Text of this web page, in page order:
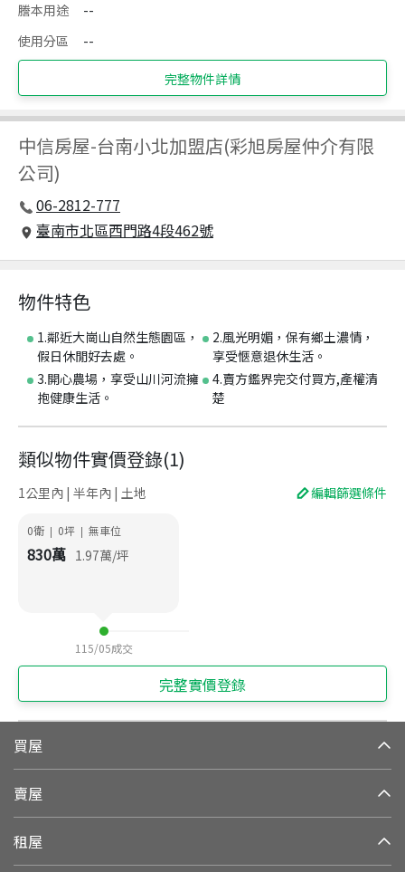
謄本用途
--
使用分區
--
完整物件詳情
中信房屋-台南小北加盟店(彩旭房屋仲介有限
公司)
06-2812-777
臺南市北區西門路4段462號
物件特色
1.鄰近大崗山自然生態園區，
假日休閒好去處。
2.風光明媚，保有鄉土濃情，
享受愜意退休生活。
3.開心農場，享受山川河流擁
抱健康生活。
4.賣方鑑界完交付買方,產權清
楚
類似物件實價登錄(1)
1公里內 | 半年內 | 土地 編輯篩選條件
0衛 | 0坪 | 無車位
830萬 1.97萬/坪
115/05成交
完整實價登錄
買屋
賣屋
租屋